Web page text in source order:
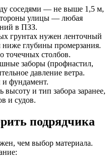
соседями — не выше 1,5 м,
улицы — любая
в ПЗЗ.
грунтах нужен ленточный
ниже глубины промерзания.
точечных столбов.
заборы (профнастил,
давление ветра.
фундамент.
высоту и тип забора заранее,
и судов.
подрядчика
чем выбор материала.